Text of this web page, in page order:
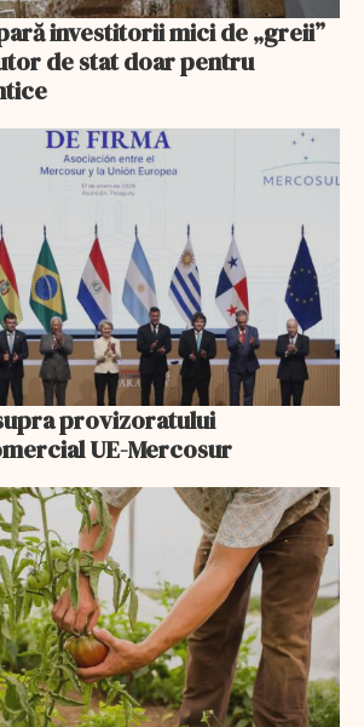
investitorii mici de „greii”
de stat doar pentru
provizoratului
UE-Mercosur